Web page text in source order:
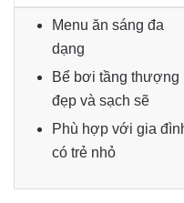
Menu ăn sáng đa
dạng
Bể bơi tầng thượng
đẹp và sạch sẽ
Phù hợp với gia
có trẻ nhỏ